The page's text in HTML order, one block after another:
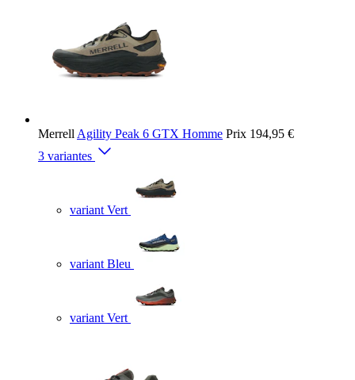
Merrell Agility Peak 6 GTX Homme Prix 194,95 €
3 variantes
variant Vert
variant Bleu
variant Vert